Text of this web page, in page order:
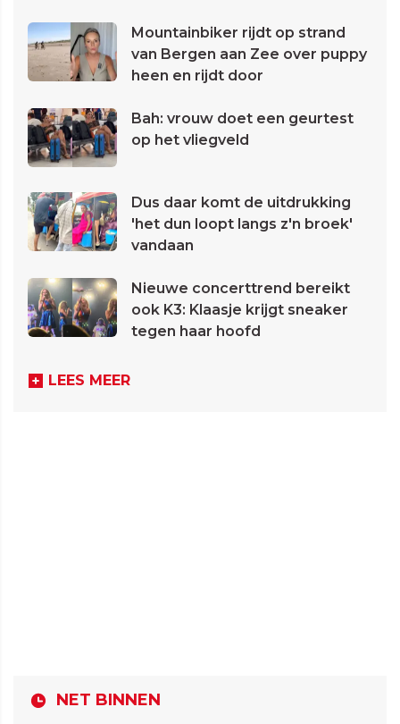
Mountainbiker rijdt op strand
van Bergen aan Zee over puppy
heen en rijdt door
Bah: vrouw doet een geurtest
op het vliegveld
Dus daar komt de uitdrukking
'het dun loopt langs z'n broek'
vandaan
Nieuwe concerttrend bereikt
ook K3: Klaasje krijgt sneaker
tegen haar hoofd
LEES MEER
NET BINNEN